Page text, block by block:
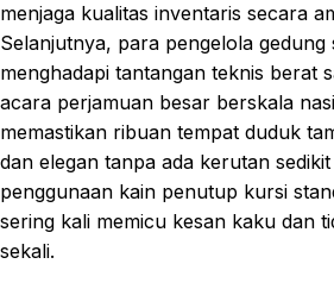
menjaga kualitas inventaris secara
Selanjutnya, para pengelola
menghadapi tantangan teknis berat
acara perjamuan besar berskala
memastikan ribuan tempat duduk
dan elegan tanpa ada kerutan
penggunaan kain penutup kursi
sering kali memicu kesan kaku dan
sekali.